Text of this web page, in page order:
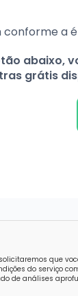
conforme a
abaixo,
grátis
que
do serviço
de análises